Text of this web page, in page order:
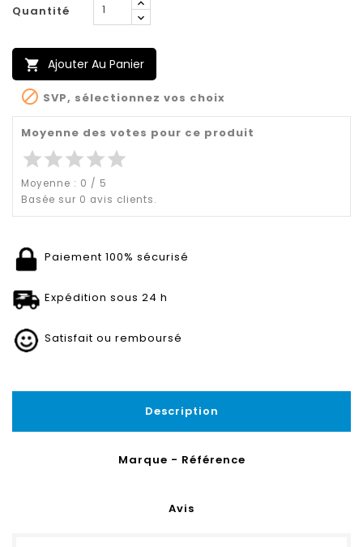
Quantité
 Ajouter Au Panier
 SVP, sélectionnez vos choix
Moyenne des votes pour ce produit
starstarstarstarstar
Moyenne : 0 / 5
Basée sur 0 avis clients.
Paiement 100% sécurisé
Expédition sous 24 h
Satisfait ou remboursé
Description
Marque - Référence
Avis